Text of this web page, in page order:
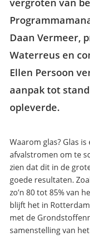
vergroten van
Daan Vermeer,
Waterreus en
Ellen Persoon
aanpak tot
opleverde.
Waarom glas? Glas
afvalstromen om te
zien dat dit in de
goede resultaten.
zo’n 80 tot 85% van
blijft het in Rotterdam
met de
samenstelling van